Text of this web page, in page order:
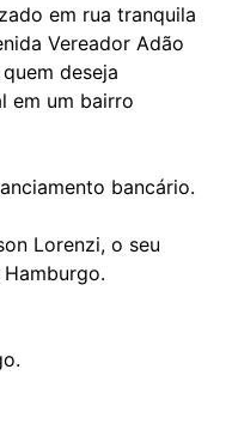
em rua tranquila
Vereador Adão
deseja
em um bairro
bancário.
Lorenzi, o seu